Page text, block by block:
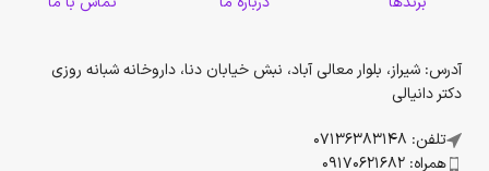
منجر به ایجاد درد و خونریزی به هنگام اجابت مزاج می شود. در شقاق
مزمن تبدیل می‌شود. علائم فیشر، بدلیل حساسیت بالا و وجود
اعصاب زیاد در ناحیه مقعد، برای بسیاری از بیماران دردناک و غیرقابل
تحمل است. این عارضه می تواند در تمامی سنین رخ دهد و مختص
به گروه سنی خاصی نیست. همچنین میزان شیوع این بیماری در زنان
آدرس: شیراز، بلوار معالی آباد، نبش خیابان دنا، داروخانه شبانه روزی
دکتر دانیالی
تلفن: 07136383148
همراه: 09170621682